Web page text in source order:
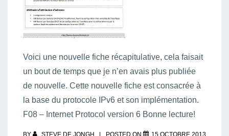
Voici une nouvelle fiche récapitulative, cela faisait
un bout de temps que je n’en avais plus publiée
de nouvelle. Cette nouvelle fiche est consacrée à
la base du protocole IPv6 et son implémentation.
F08 – Internet Protocol version 6 Bonne lecture!
BY STEVE DE JONGH POSTED ON 15 OCTOBRE 2013